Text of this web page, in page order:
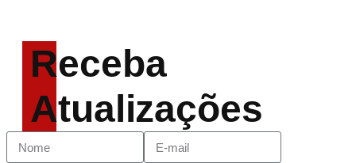
Receba
Atualizações